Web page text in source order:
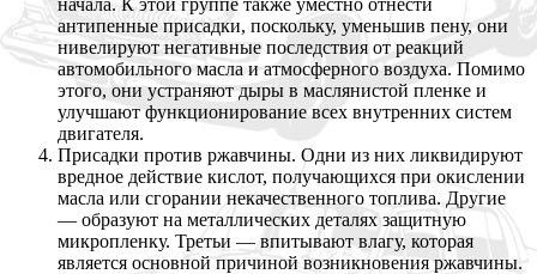
антипенные присадки, поскольку, уменьшив пену, они
нивелируют негативные последствия от реакций
автомобильного масла и атмосферного воздуха. Помимо
этого, они устраняют дыры в маслянистой пленке и
улучшают функционирование всех внутренних систем
двигателя.
Присадки против ржавчины. Одни из них ликвидируют
вредное действие кислот, получающихся при окислении
масла или сгорании некачественного топлива. Другие
— образуют на металлических деталях защитную
микропленку. Третьи — впитывают влагу, которая
является основной причиной возникновения ржавчины.